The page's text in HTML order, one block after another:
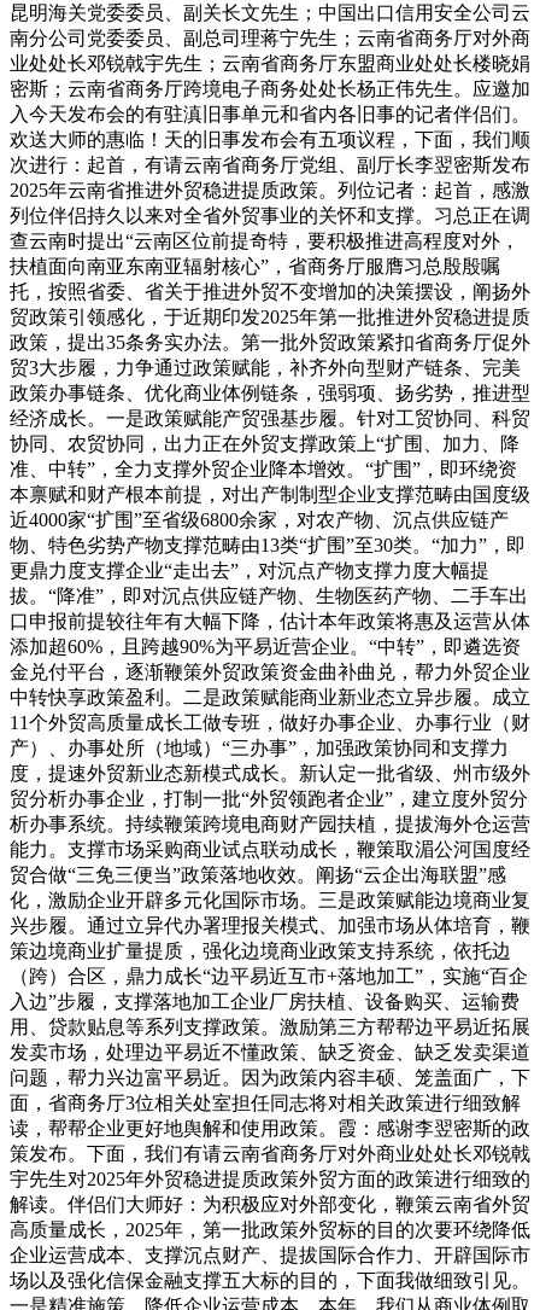
昆明海关党委委员、副关长文先生；中国出口信用安全公司云
南分公司党委委员、副总司理蒋宁先生；云南省商务厅对外商
业处处长邓锐戟宇先生；云南省商务厅东盟商业处处长楼晓娟
密斯；云南省商务厅跨境电子商务处处长杨正伟先生。应邀加
入今天发布会的有驻滇旧事单元和省内各旧事的记者伴侣们。
欢送大师的惠临！天的旧事发布会有五项议程，下面，我们顺
次进行：起首，有请云南省商务厅党组、副厅长李翌密斯发布
2025年云南省推进外贸稳进提质政策。列位记者：起首，感激
列位伴侣持久以来对全省外贸事业的关怀和支撑。习总正在调
查云南时提出“云南区位前提奇特，要积极推进高程度对外，
扶植面向南亚东南亚辐射核心”，省商务厅服膺习总殷殷嘱
托，按照省委、省关于推进外贸不变增加的决策摆设，阐扬外
贸政策引领感化，于近期印发2025年第一批推进外贸稳进提质
政策，提出35条务实办法。第一批外贸政策紧扣省商务厅促外
贸3大步履，力争通过政策赋能，补齐外向型财产链条、完美
政策办事链条、优化商业体例链条，强弱项、扬劣势，推进型
经济成长。一是政策赋能产贸强基步履。针对工贸协同、科贸
协同、农贸协同，出力正在外贸支撑政策上“扩围、加力、降
准、中转”，全力支撑外贸企业降本增效。“扩围”，即环绕资
本禀赋和财产根本前提，对出产制制型企业支撑范畴由国度级
近4000家“扩围”至省级6800余家，对农产物、沉点供应链产
物、特色劣势产物支撑范畴由13类“扩围”至30类。“加力”，即
更鼎力度支撑企业“走出去”，对沉点产物支撑力度大幅提
拔。“降准”，即对沉点供应链产物、生物医药产物、二手车出
口申报前提较往年有大幅下降，估计本年政策将惠及运营从体
添加超60%，且跨越90%为平易近营企业。“中转”，即遴选资
金兑付平台，逐渐鞭策外贸政策资金曲补曲兑，帮力外贸企业
中转快享政策盈利。二是政策赋能商业新业态立异步履。成立
11个外贸高质量成长工做专班，做好办事企业、办事行业（财
产）、办事处所（地域）“三办事”，加强政策协同和支撑力
度，提速外贸新业态新模式成长。新认定一批省级、州市级外
贸分析办事企业，打制一批“外贸领跑者企业”，建立度外贸分
析办事系统。持续鞭策跨境电商财产园扶植，提拔海外仓运营
能力。支撑市场采购商业试点联动成长，鞭策取湄公河国度经
贸合做“三免三便当”政策落地收效。阐扬“云企出海联盟”感
化，激励企业开辟多元化国际市场。三是政策赋能边境商业复
兴步履。通过立异代办署理报关模式、加强市场从体培育，鞭
策边境商业扩量提质，强化边境商业政策支持系统，依托边
（跨）合区，鼎力成长“边平易近互市+落地加工”，实施“百企
入边”步履，支撑落地加工企业厂房扶植、设备购买、运输费
用、贷款贴息等系列支撑政策。激励第三方帮帮边平易近拓展
发卖市场，处理边平易近不懂政策、缺乏资金、缺乏发卖渠道
问题，帮力兴边富平易近。因为政策内容丰硕、笼盖面广，下
面，省商务厅3位相关处室担任同志将对相关政策进行细致解
读，帮帮企业更好地舆解和使用政策。霞：感谢李翌密斯的政
策发布。下面，我们有请云南省商务厅对外商业处处长邓锐戟
宇先生对2025年外贸稳进提质政策外贸方面的政策进行细致的
解读。伴侣们大师好：为积极应对外部变化，鞭策云南省外贸
高质量成长，2025年，第一批政策外贸标的目的次要环绕降低
企业运营成本、支撑沉点财产、提拔国际合作力、开辟国际市
场以及强化信保金融支撑五大标的目的，下面我做细致引见。
一是精准施策，降低企业运营成本。本年，我们从商业体例取